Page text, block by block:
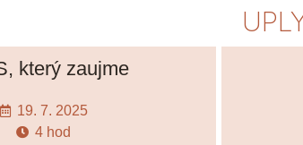
který zaujme
19. 7. 2025
4 hod